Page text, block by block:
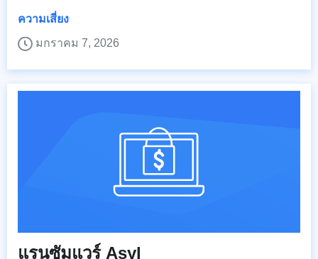
ความเสี่ยง
มกราคม 7, 2026
แรนซัมแวร์ Asyl